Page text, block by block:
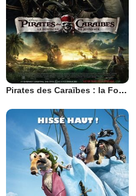
Pirates des Caraïbes : la Fontaine de Jouvence